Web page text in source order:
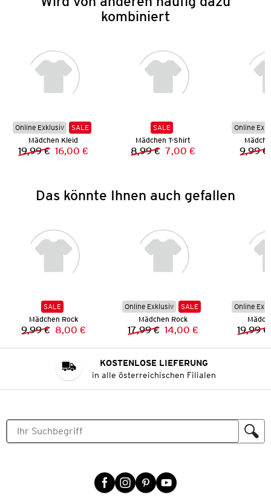
kombiniert
Online Exklusiv
SALE
Mädchen Kleid
Vorheriger Preis:
19,99 € Neuer Preis:
16,00 €
SALE
Mädchen T-Shirt
Vorheriger Preis:
8,99 € Neuer Preis:
7,00 €
Online
9,99 €
Das könnte Ihnen auch gefallen
SALE
Mädchen Rock
Vorheriger Preis:
9,99 € Neuer Preis:
8,00 €
Online Exklusiv
SALE
Mädchen Rock
Vorheriger Preis:
17,99 € Neuer Preis:
14,00 €
Online
19,99 €
KOSTENLOSE LIEFERUNG
in alle österreichischen Filialen